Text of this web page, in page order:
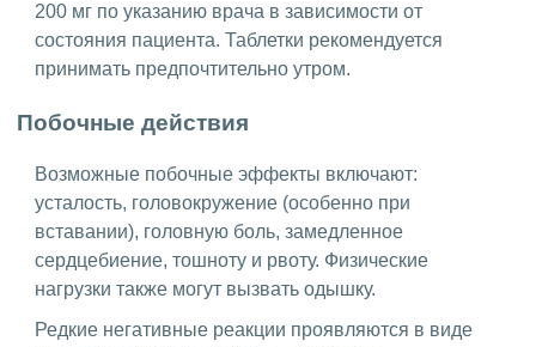
200 мг по указанию врача в зависимости от
состояния пациента. Таблетки рекомендуется
принимать предпочтительно утром.
Побочные действия
Возможные побочные эффекты включают:
усталость, головокружение (особенно при
вставании), головную боль, замедленное
сердцебиение, тошноту и рвоту. Физические
нагрузки также могут вызвать одышку.
Редкие негативные реакции проявляются в виде